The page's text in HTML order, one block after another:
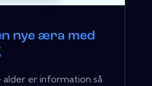
nye æra med
er information så